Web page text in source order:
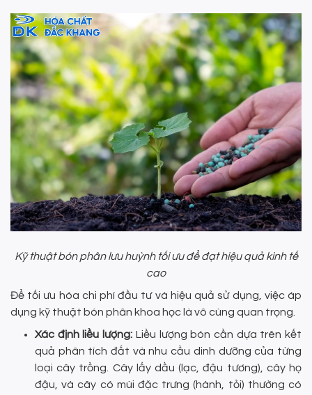
Kỹ thuật bón phân lưu huỳnh tối ưu để đạt hiệu quả kinh tế
cao
Để tối ưu hóa chi phí đầu tư và hiệu quả sử dụng, việc áp
dụng kỹ thuật bón phân khoa học là vô cùng quan trọng.
Xác định liều lượng: Liều lượng bón cần dựa trên kết
quả phân tích đất và nhu cầu dinh dưỡng của từng
loại cây trồng. Cây lấy dầu (lạc, đậu tương), cây họ
đậu, và cây có mùi đặc trưng (hành, tỏi) thường có